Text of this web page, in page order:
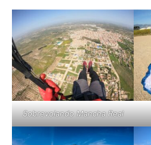
Sobrevolando Mancha Real